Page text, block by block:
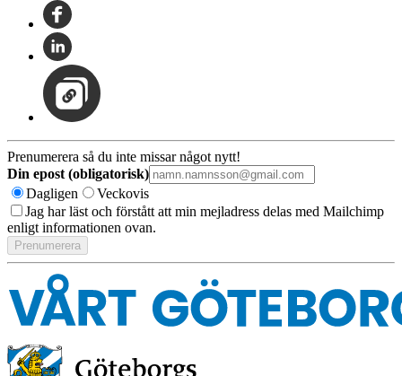
Prenumerera så du inte missar något nytt!
Din epost (obligatorisk)
Dagligen
Veckovis
Jag har läst och förstått att min mejladress delas med Mailchimp
enligt informationen ovan.